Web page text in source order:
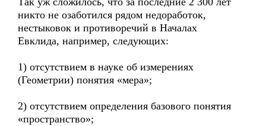
никто не озаботился рядом недоработок,
нестыковок и противоречий в Началах
Евклида, например, следующих:
1) отсутствием в науке об измерениях
(Геометрии) понятия «мера»;
2) отсутствием определения базового понятия
«пространство»;